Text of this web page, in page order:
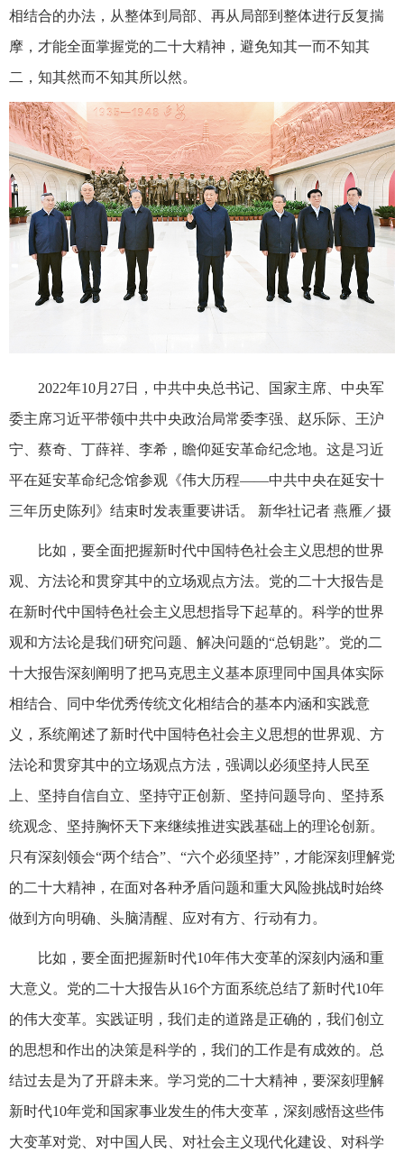
相结合的办法，从整体到局部、再从局部到整体进行反复揣
摩，才能全面掌握党的二十大精神，避免知其一而不知其
二，知其然而不知其所以然。
2022年10月27日，中共中央总书记、国家主席、中央军
委主席习近平带领中共中央政治局常委李强、赵乐际、王沪
宁、蔡奇、丁薛祥、李希，瞻仰延安革命纪念地。这是习近
平在延安革命纪念馆参观《伟大历程——中共中央在延安十
三年历史陈列》结束时发表重要讲话。 新华社记者 燕雁／摄
比如，要全面把握新时代中国特色社会主义思想的世界
观、方法论和贯穿其中的立场观点方法。党的二十大报告是
在新时代中国特色社会主义思想指导下起草的。科学的世界
观和方法论是我们研究问题、解决问题的“总钥匙”。党的二
十大报告深刻阐明了把马克思主义基本原理同中国具体实际
相结合、同中华优秀传统文化相结合的基本内涵和实践意
义，系统阐述了新时代中国特色社会主义思想的世界观、方
法论和贯穿其中的立场观点方法，强调以必须坚持人民至
上、坚持自信自立、坚持守正创新、坚持问题导向、坚持系
统观念、坚持胸怀天下来继续推进实践基础上的理论创新。
只有深刻领会“两个结合”、“六个必须坚持”，才能深刻理解党
的二十大精神，在面对各种矛盾问题和重大风险挑战时始终
做到方向明确、头脑清醒、应对有方、行动有力。
比如，要全面把握新时代10年伟大变革的深刻内涵和重
大意义。党的二十大报告从16个方面系统总结了新时代10年
的伟大变革。实践证明，我们走的道路是正确的，我们创立
的思想和作出的决策是科学的，我们的工作是有成效的。总
结过去是为了开辟未来。学习党的二十大精神，要深刻理解
新时代10年党和国家事业发生的伟大变革，深刻感悟这些伟
大变革对党、对中国人民、对社会主义现代化建设、对科学